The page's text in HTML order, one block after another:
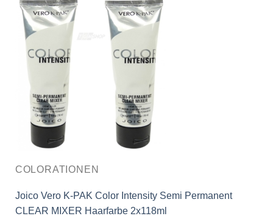
COLORATIONEN
Joico Vero K-PAK Color Intensity Semi Permanent
CLEAR MIXER Haarfarbe 2x118ml